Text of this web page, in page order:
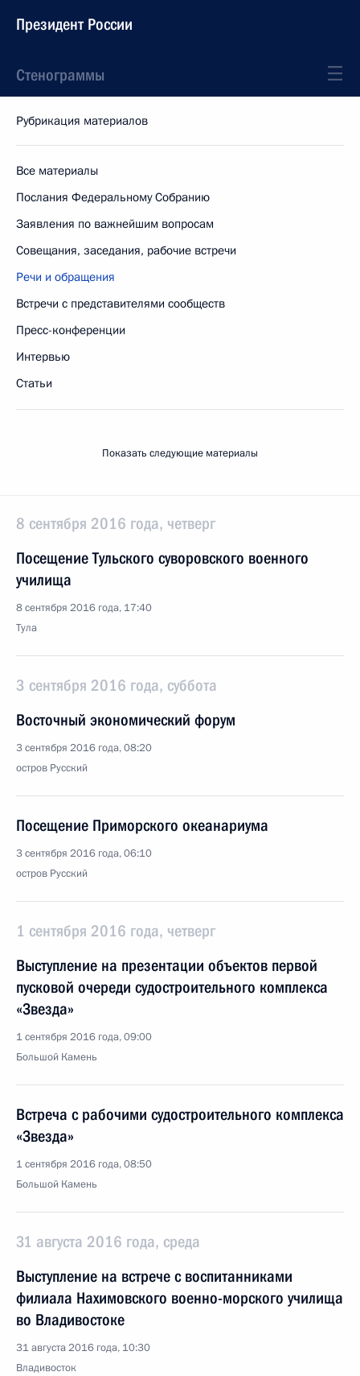
Президент России
Стенограммы
Рубрикация материалов
Все материалы
Послания Федеральному Собранию
Заявления по важнейшим вопросам
Совещания, заседания, рабочие встречи
Речи и обращения
Встречи с представителями сообществ
Пресс-конференции
Интервью
Статьи
Показать следующие материалы
8 сентября 2016 года, четверг
Посещение Тульского суворовского военного
училища
8 сентября 2016 года, 17:40
Тула
3 сентября 2016 года, суббота
Восточный экономический форум
3 сентября 2016 года, 08:20
остров Русский
Посещение Приморского океанариума
3 сентября 2016 года, 06:10
остров Русский
1 сентября 2016 года, четверг
Выступление на презентации объектов первой
пусковой очереди судостроительного комплекса
«Звезда»
1 сентября 2016 года, 09:00
Большой Камень
Встреча с рабочими судостроительного комплекса
«Звезда»
1 сентября 2016 года, 08:50
Большой Камень
31 августа 2016 года, среда
Выступление на встрече с воспитанниками
филиала Нахимовского военно-морского училища
во Владивостоке
31 августа 2016 года, 10:30
Владивосток